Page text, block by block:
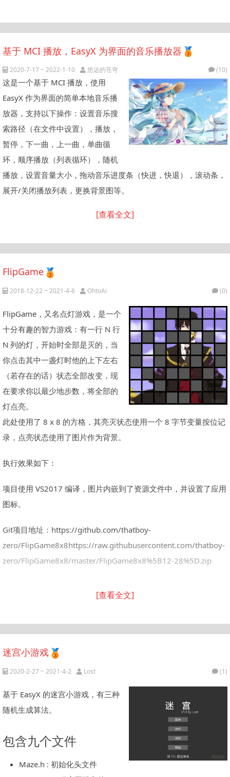
基于 MCI 播放，EasyX 为界面的音乐播放器
2020-7-17 ~ 2022-1-10 悠远的苍穹 (10)
这是一个基于 MCI 播放，使用
EasyX 作为界面的简单本地音乐播
放器，支持以下操作：设置音乐搜
索路径（在文件中设置），播放，
暂停，下一曲，上一曲，单曲循
环，顺序播放（列表循环），随机
播放，设置音量大小，拖动音乐进度条（快进，快退），滚动条，
展开/关闭播放列表，更换背景图等。
[查看全文]
FlipGame
2018-12-22 ~ 2021-4-6 OhtoAi (0)
FlipGame，又名点灯游戏，是一个
十分有趣的智力游戏：有一行 N 行
N 列的灯，开始时全部是灭的，当
你点击其中一盏灯时他的上下左右
（若存在的话）状态全部改变，现
在要求你以最少地步数，将全部的
灯点亮。
此处使用了 8 x 8 的方格，其亮灭状态使用一个 8 字节变量按位记
录，点亮状态使用了图片作为背景。
执行效果如下：
项目使用 VS2017 编译，图片内嵌到了资源文件中，并设置了应用
图标。
Git项目地址：https://github.com/thatboy-
zero/FlipGame8x8https://raw.githubusercontent.com/thatboy-
zero/FlipGame8x8/master/FlipGame8x8%5B12-28%5D.zip
[查看全文]
迷宫小游戏
2020-2-27 ~ 2021-4-2 Lost (1)
基于 EasyX 的迷宫小游戏，有三种
随机生成算法。
包含九个文件
Maze.h : 初始化头文件